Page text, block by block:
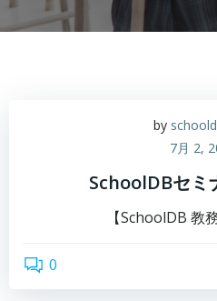
by
7月 2,
SchoolDBセミ
【SchoolDB 教
0